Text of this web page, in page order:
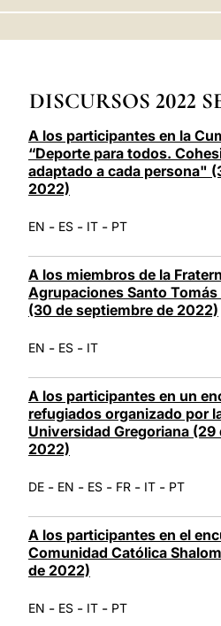
DISCURSOS 2022
A los participantes en la
“Deporte para todos.
adaptado a cada persona"
2022)
EN - ES - IT - PT
A los miembros de la
Agrupaciones Santo Tomás
(30 de septiembre de 2022)
EN - ES - IT
A los participantes en un
refugiados organizado por
Universidad Gregoriana
2022)
DE - EN - ES - FR - IT - PT
A los participantes en el
Comunidad Católica
de 2022)
EN - ES - IT - PT